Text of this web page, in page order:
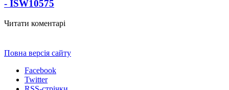
- ISW10575
Читати коментарі
Повна версія сайту
Facebook
Twitter